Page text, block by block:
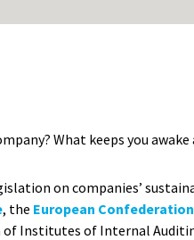
What keeps you
on companies’
, the European
Institutes of Internal